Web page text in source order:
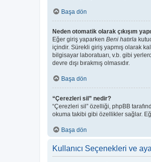
Başa dön
Neden otomatik olarak çıkışım
Eğer giriş yaparken Beni hatırla
içindir. Sürekli giriş yapmış olarak
bilgisayar laboratuarı, v.b. gibi
devre dışı bırakmış olmasıdır.
Başa dön
“Çerezleri sil” nedir?
“Çerezleri sil” özelliği, phpBB
okuma takibi gibi özellikler sağlar.
Başa dön
Kullanıcı Seçenekleri ve